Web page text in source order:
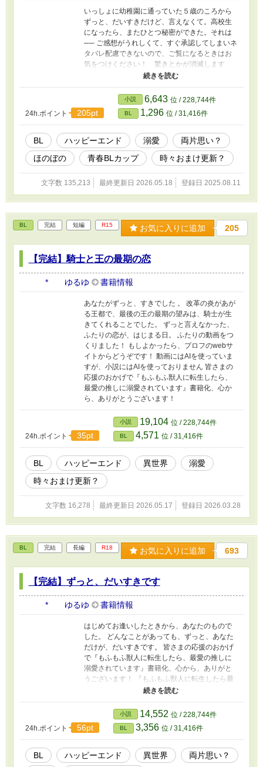
いっしょに幼稚園に通っていた５歳のころから
ずっと、だいすきだけど、言えなくて。高校生
になったら、またひとつ秘密ができた。それは
── ご感想がうれしくて、すぐ承認してしまいネ
タバレ配慮できないので、ご覧になるときはお
気をつけください！ 驚きとかが消滅します
（笑） 皆さまの応援のおかげで『もふもふ獣人
す』書籍化、心から、ありがとうございます！
ふたりの動画をつくりました！ もしよかった
ら、プロフのwebサイトからどうぞです！ 表紙
や動画にはAIを使っていますが、小説にはAIを使
っておりません
24h.ポイント 205pt
小説 6,643 位 / 228,744件
BL 1,296 位 / 31,416件
BL ハッピーエンド 溺愛
​両片思い？
ほのぼの
青春BLカップ​ 時々おまけ更新？
文字数 135,213 最終更新日 2026.05.18 登録日 2025.08.11
BL 完結 短編 R15 お気に入りに追加 205
【完結】騎士と王の最期の恋
* ゆるゆ 書籍情報
あなたがずっと、すきでした 。 改革の炎があが
る王都で、最後の王の最期の望みは、騎士が生
きてくれることでした。 ずっと言えなかった、
ふたりの恋が、はじまる日。 ふたりの動画をつ
くりました！ もしよかったら、プロフのwebサ
イトからどうぞです！ 動画にはAIを使っていま
すが、小説にはAIを使っておりません 皆さまの
応援のおかげで『もふもふ獣人に転生したら、
最愛の推しに溺愛されています』書籍化、心か
ら、ありがとうございます！
24h.ポイント 35pt
小説 19,104 位 / 228,744件
BL 4,571 位 / 31,416件
BL ハッピーエンド 異世界
溺愛
時々おまけ更新？
文字数 16,278 最終更新日 2026.05.17 登録日 2026.03.28
BL 完結 長編 R18 お気に入りに追加 693
【完結】ずっと、だいすきです
* ゆるゆ 書籍情報
はじめてお逢いしたときから、あなたのもので
した。 どんなことがあっても、ずっと、あなた
だけが、だいすきです。 皆さまの応援のおかげ
で『もふもふ獣人に転生したら、最愛の推しに
溺愛されています』書籍化、心から、ありがと
うございます！ 『もふもふ獣人に転生したら最
愛の推しに溺愛されています』のジゼの父ゲォ
いただけます！ ゲォルグとセバの動画もあがっ
ているので、もしよかったら、プロフのwebサ
イトからどうぞです！ 動画にはAIを使っていま
すが、小説にはAIを使っておりません
24h.ポイント 56pt
小説 14,552 位 / 228,744件
BL 3,356 位 / 31,416件
BL ハッピーエンド 異世界
両片思い？